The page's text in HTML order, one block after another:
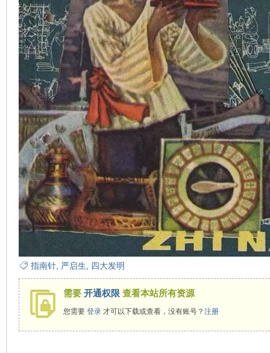
指南针, 严启生 四大发明
需要 开通权限 查看本站所有资源
您需要 登录才可以下载或查看，没有账号？ 注册